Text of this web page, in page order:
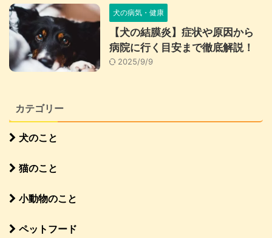
犬の病気・健康
【犬の結膜炎】症状や原因から
病院に行く目安まで徹底解説！
2025/9/9
カテゴリー
犬のこと
猫のこと
小動物のこと
ペットフード